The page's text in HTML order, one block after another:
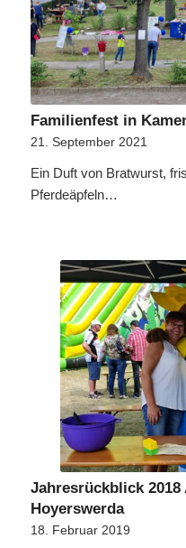
Familienfest in
21. September 2021
Ein Duft von Bratwurst,
Pferdeäpfeln…
Jahresrückblick
Hoyerswerda
18. Februar 2019